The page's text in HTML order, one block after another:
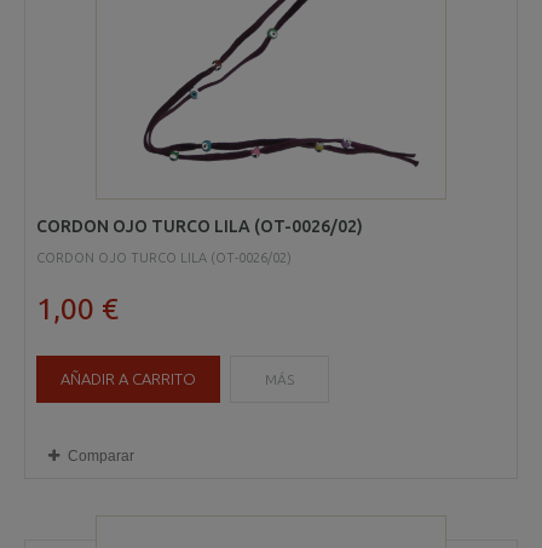
CORDON OJO TURCO LILA (OT-0026/02)
CORDON OJO TURCO LILA (OT-0026/02)
1,00 €
AÑADIR A CARRITO MÁS
Comparar